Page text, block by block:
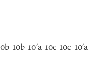
10b 10’a 10c 10c 10’a